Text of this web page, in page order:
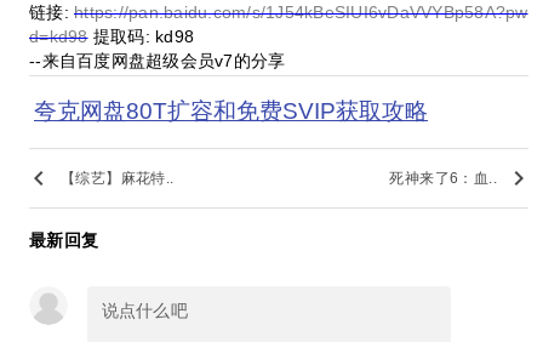
链接:https://pan.baidu.com/s/1J54kBeSIUI6vDaVVYBp58A?pw
d=kd98提取码: kd98
--来自百度网盘超级会员v7的分享
夸克网盘80T扩容和免费SVIP获取攻略
keyboard_arrow_left 【综艺】麻花特.. 死神来了6：血.. keyboard_arrow_right
最新回复